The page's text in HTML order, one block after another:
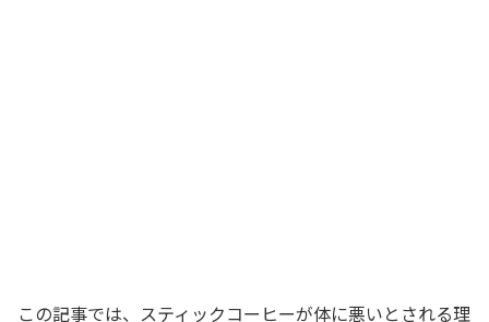
この記事では、スティックコーヒーが体に悪いとされる理